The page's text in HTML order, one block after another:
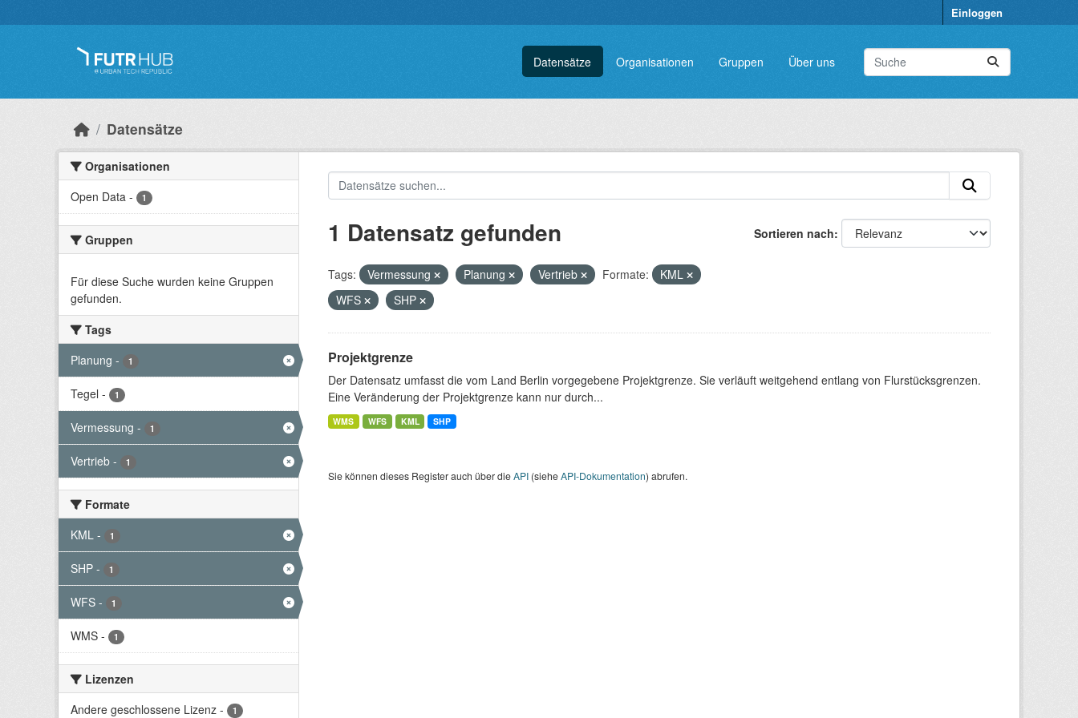
Einloggen
Datensätze Organisationen Gruppen Über uns
Datensätze
Organisationen
Open Data - 1
Gruppen
Für diese Suche wurden keine Gruppen
gefunden.
Tags
Planung - 1
Tegel - 1
Vermessung - 1
Vertrieb - 1
Formate
KML - 1
SHP - 1
WFS - 1
WMS - 1
Lizenzen
Andere geschlossene Lizenz - 1
Sortieren nach
1 Datensatz gefunden
Tags: Vermessung Planung Vertrieb Formate:
KML
WFS
SHP
Projektgrenze
Der Datensatz umfasst die vom Land Berlin vorgegebene Projektgrenze. Sie verläuft weitgehend entlang von Flurstücksgrenzen.
Eine Veränderung der Projektgrenze kann nur durch...
WMS WFS KML SHP
Sie können dieses Register auch über dieAPI(sieheAPI-Dokumentation) abrufen.